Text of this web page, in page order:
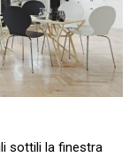
sottili la finestra